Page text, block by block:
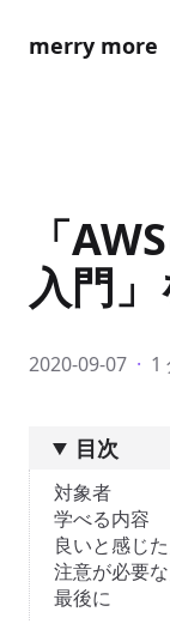
merry more
「
入門
2020-09-07 · 1
目次
対象者
学べる内容
良いと感じ
注意が必要
最後に